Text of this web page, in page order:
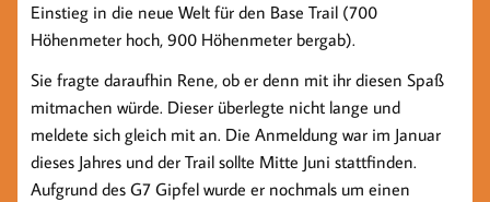
Einstieg in die neue Welt für den Base Trail (700
Höhenmeter hoch, 900 Höhenmeter bergab).
Sie fragte daraufhin Rene, ob er denn mit ihr diesen Spaß
mitmachen würde. Dieser überlegte nicht lange und
meldete sich gleich mit an. Die Anmeldung war im Januar
dieses Jahres und der Trail sollte Mitte Juni stattfinden.
Aufgrund des G7 Gipfel wurde er nochmals um einen